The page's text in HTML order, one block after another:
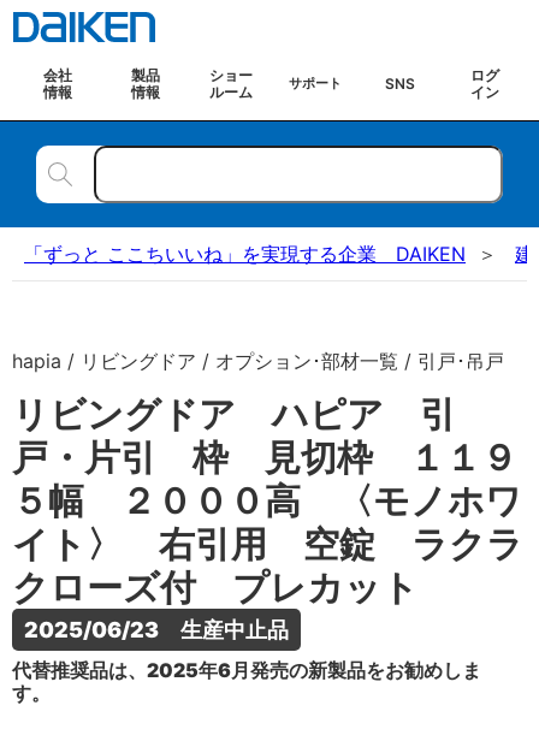
会社
情報
製品
情報
ショー
ルーム
サポート SNS
ログ
イン
「ずっと ここちいいね」を実現する企業 DAIKEN 建
hapia / リビングドア / オプション･部材一覧 / 引戸･吊戸
リビングドア ハピア 引
戸・片引 枠 見切枠 １１９
５幅 ２０００高 〈モノホワ
イト〉 右引用 空錠 ラクラ
クローズ付 プレカット
2025/06/23　生産中止品
代替推奨品は、2025年6月発売の新製品をお勧めしま
す。